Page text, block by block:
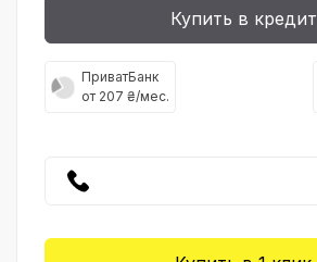
Купить в кредит
ПриватБанк
от 207 ₴/мес.